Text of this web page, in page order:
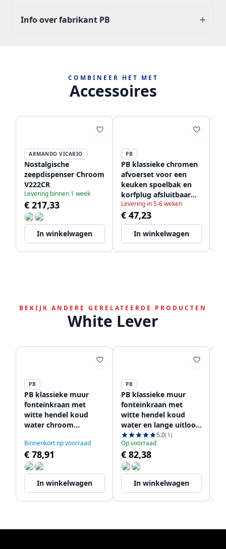
Info over fabrikant PB +
COMBINEER HET MET
Accessoires
ARMANDO VICARIO
Nostalgische
zeepdispenser Chroom
V222CR
Levering binnen 1 week
€ 217,33
In winkelwagen
PB
PB klassieke chromen
afvoerset voor een
keuken spoelbak en
korfplug afsluitbaar
1208956473
Levering in 5-6 weken
€ 47,23
In winkelwagen
BEKIJK ANDERE GERELATEERDE PRODUCTEN
White Lever
PB
PB klassieke muur
fonteinkraan met
witte hendel koud
water chroom
Binnenkort op voorraad
€ 78,91
In winkelwagen
PB
PB klassieke muur
fonteinkraan met
witte hendel koud
water en lange uitloop
chroom 1208853612
5.0(1)
Op voorraad
€ 82,38
In winkelwagen